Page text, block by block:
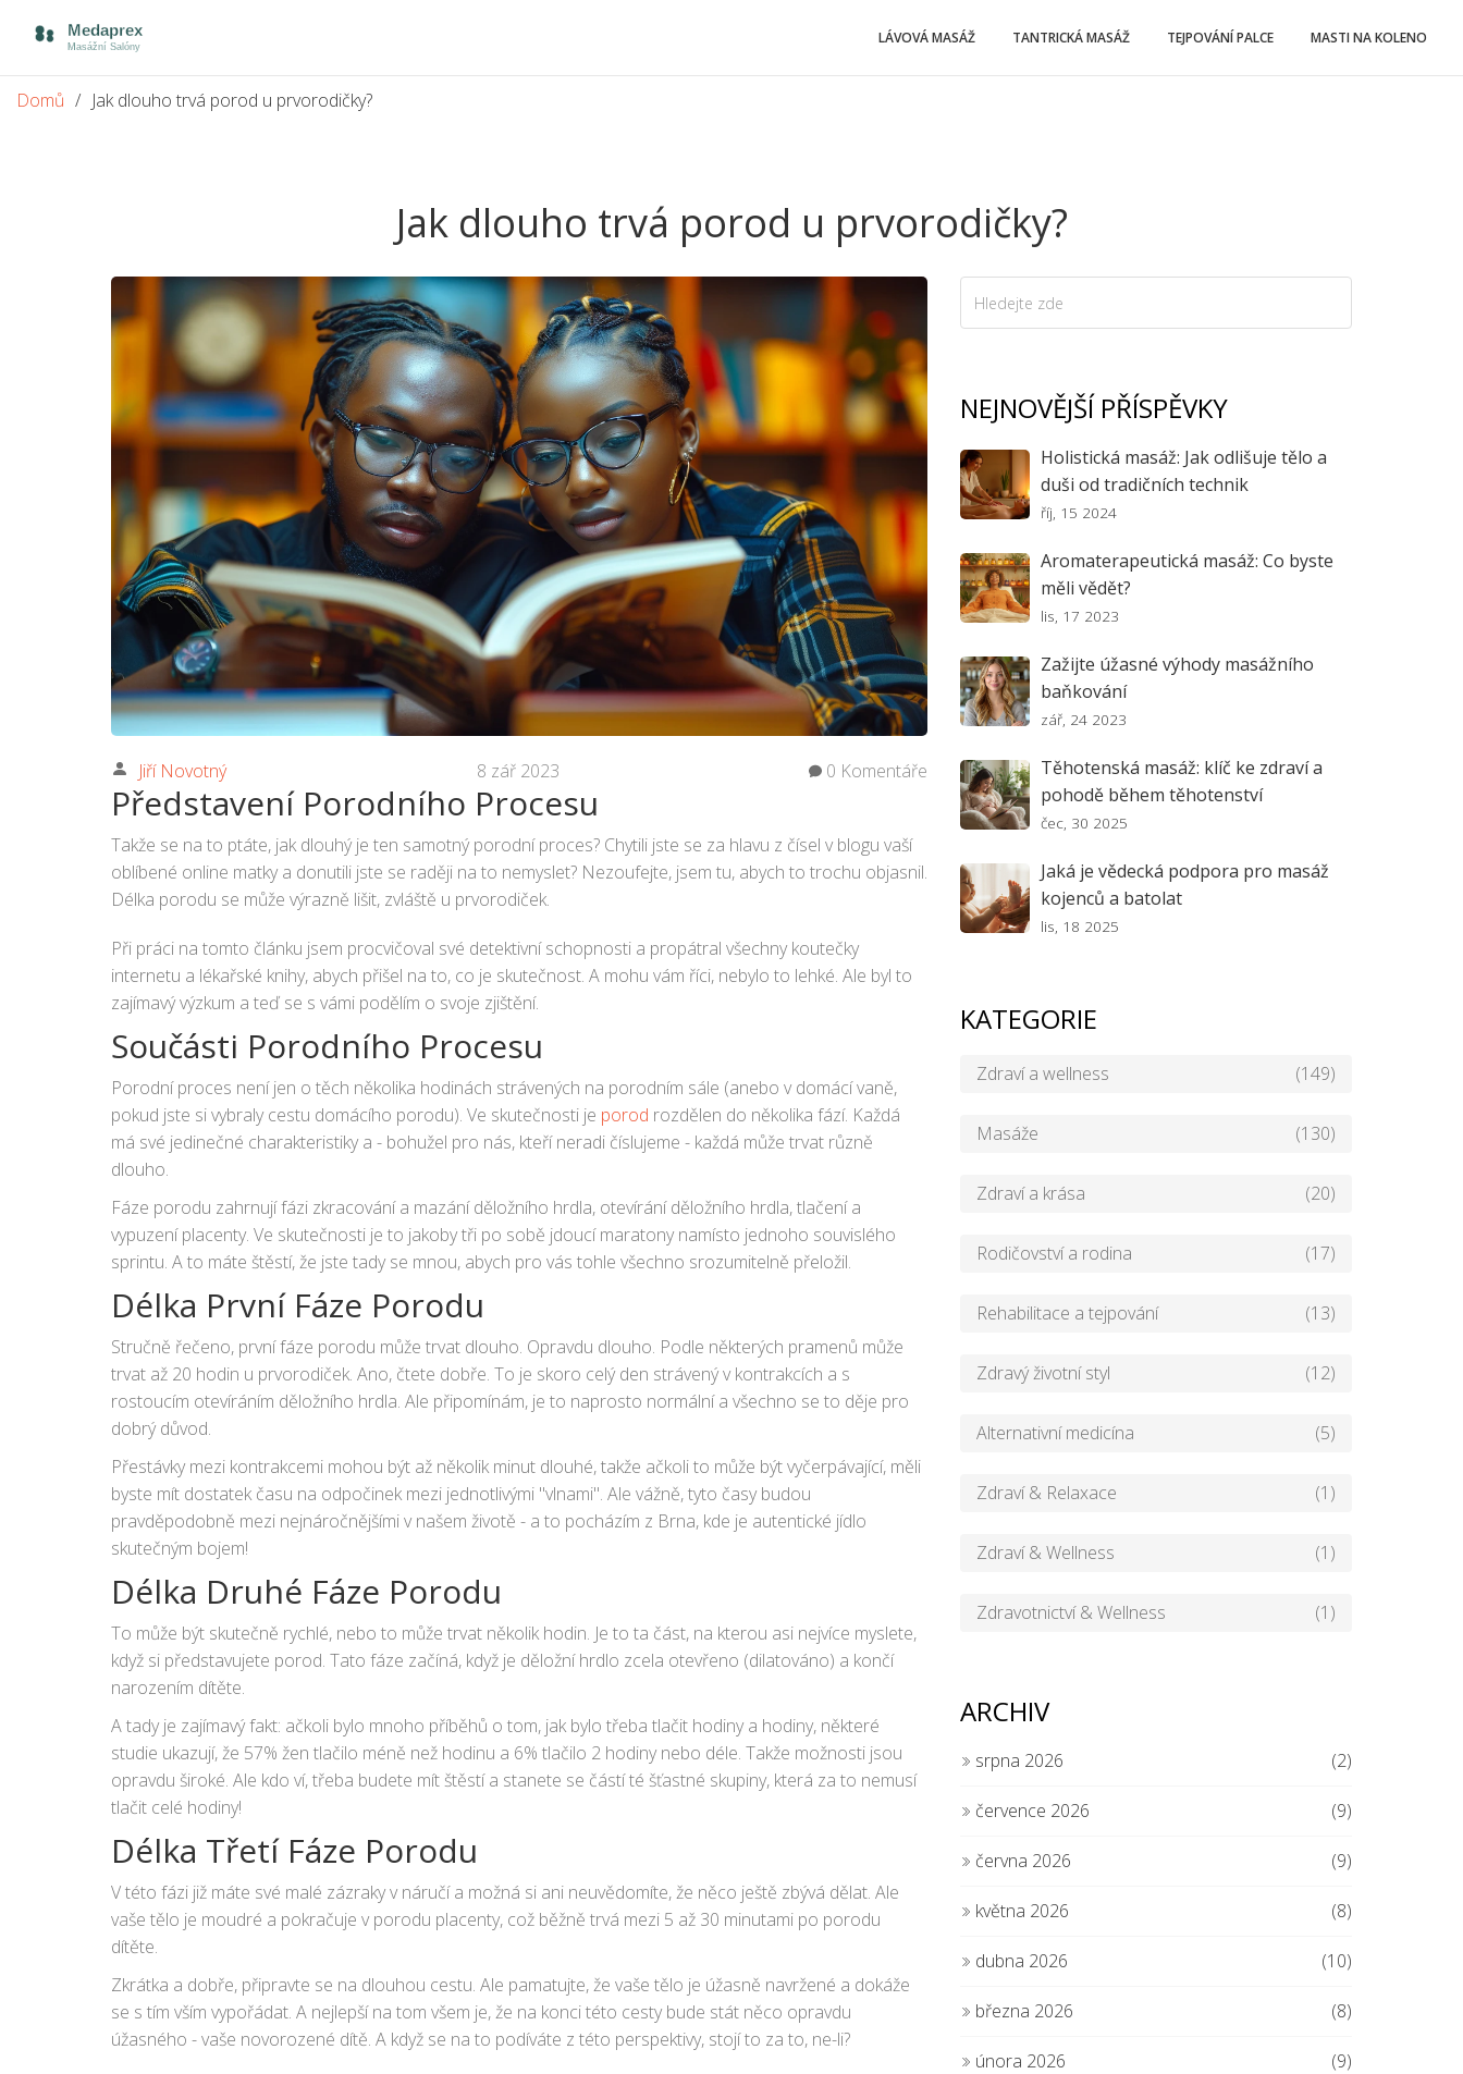
LÁVOVÁ MASÁŽ TANTRICKÁ MASÁŽ TEJPOVÁNÍ PALCE MASTI NA KOLENO
Domů Jak dlouho trvá porod u prvorodičky?
Jak dlouho trvá porod u prvorodičky?
Jiří Novotný 8 zář 2023 0 Komentáře
Představení Porodního Procesu
Takže se na to ptáte, jak dlouhý je ten samotný porodní proces? Chytili jste se za hlavu z čísel v blogu vaší
oblíbené online matky a donutili jste se raději na to nemyslet? Nezoufejte, jsem tu, abych to trochu objasnil.
Délka porodu se může výrazně lišit, zvláště u prvorodiček.
Při práci na tomto článku jsem procvičoval své detektivní schopnosti a propátral všechny koutečky
internetu a lékařské knihy, abych přišel na to, co je skutečnost. A mohu vám říci, nebylo to lehké. Ale byl to
zajímavý výzkum a teď se s vámi podělím o svoje zjištění.
Součásti Porodního Procesu
Porodní proces není jen o těch několika hodinách strávených na porodním sále (anebo v domácí vaně,
pokud jste si vybraly cestu domácího porodu). Ve skutečnosti je porod rozdělen do několika fází. Každá
má své jedinečné charakteristiky a - bohužel pro nás, kteří neradi číslujeme - každá může trvat různě
dlouho.
Fáze porodu zahrnují fázi zkracování a mazání děložního hrdla, otevírání děložního hrdla, tlačení a
vypuzení placenty. Ve skutečnosti je to jakoby tři po sobě jdoucí maratony namísto jednoho souvislého
sprintu. A to máte štěstí, že jste tady se mnou, abych pro vás tohle všechno srozumitelně přeložil.
Délka První Fáze Porodu
Stručně řečeno, první fáze porodu může trvat dlouho. Opravdu dlouho. Podle některých pramenů může
trvat až 20 hodin u prvorodiček. Ano, čtete dobře. To je skoro celý den strávený v kontrakcích a s
rostoucím otevíráním děložního hrdla. Ale připomínám, je to naprosto normální a všechno se to děje pro
dobrý důvod.
Přestávky mezi kontrakcemi mohou být až několik minut dlouhé, takže ačkoli to může být vyčerpávající, měli
byste mít dostatek času na odpočinek mezi jednotlivými "vlnami". Ale vážně, tyto časy budou
pravděpodobně mezi nejnáročnějšími v našem životě - a to pocházím z Brna, kde je autentické jídlo
skutečným bojem!
Délka Druhé Fáze Porodu
To může být skutečně rychlé, nebo to může trvat několik hodin. Je to ta část, na kterou asi nejvíce myslete,
když si představujete porod. Tato fáze začíná, když je děložní hrdlo zcela otevřeno (dilatováno) a končí
narozením dítěte.
A tady je zajímavý fakt: ačkoli bylo mnoho příběhů o tom, jak bylo třeba tlačit hodiny a hodiny, některé
studie ukazují, že 57% žen tlačilo méně než hodinu a 6% tlačilo 2 hodiny nebo déle. Takže možnosti jsou
opravdu široké. Ale kdo ví, třeba budete mít štěstí a stanete se částí té šťastné skupiny, která za to nemusí
tlačit celé hodiny!
Délka Třetí Fáze Porodu
V této fázi již máte své malé zázraky v náručí a možná si ani neuvědomíte, že něco ještě zbývá dělat. Ale
vaše tělo je moudré a pokračuje v porodu placenty, což běžně trvá mezi 5 až 30 minutami po porodu
dítěte.
Zkrátka a dobře, připravte se na dlouhou cestu. Ale pamatujte, že vaše tělo je úžasně navržené a dokáže
se s tím vším vypořádat. A nejlepší na tom všem je, že na konci této cesty bude stát něco opravdu
úžasného - vaše novorozené dítě. A když se na to podíváte z této perspektivy, stojí to za to, ne-li?
NEJNOVĚJŠÍ PŘÍSPĚVKY
Holistická masáž: Jak odlišuje tělo a
duši od tradičních technik
říj, 15 2024
Aromaterapeutická masáž: Co byste
měli vědět?
lis, 17 2023
Zažijte úžasné výhody masážního
baňkování
zář, 24 2023
Těhotenská masáž: klíč ke zdraví a
pohodě během těhotenství
čec, 30 2025
Jaká je vědecká podpora pro masáž
kojenců a batolat
lis, 18 2025
KATEGORIE
Zdraví a wellness (149)
Masáže (130)
Zdraví a krása (20)
Rodičovství a rodina (17)
Rehabilitace a tejpování (13)
Zdravý životní styl (12)
Alternativní medicína (5)
Zdraví & Relaxace (1)
Zdraví & Wellness (1)
Zdravotnictví & Wellness (1)
ARCHIV
srpna 2026 (2)
července 2026 (9)
června 2026 (9)
května 2026 (8)
dubna 2026 (10)
března 2026 (8)
února 2026 (9)